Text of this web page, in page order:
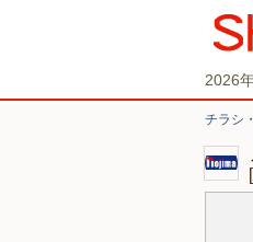
2026
チラシ